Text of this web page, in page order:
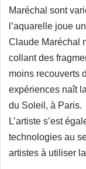
Maréchal sont
l’aquarelle joue
Claude Maréchal
collant des
moins recouverts
expériences naît
du Soleil, à Paris.
L’artiste s’est
technologies au
artistes à utiliser